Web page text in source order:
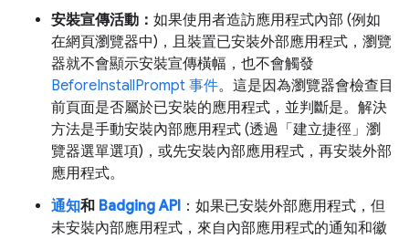
安裝宣傳活動： 如果使用者造訪應用程式內部 (例如
在網頁瀏覽器中)，且裝置已安裝外部應用程式，瀏覽
器就不會顯示安裝宣傳橫幅，也不會觸發
BeforeInstallPrompt 事件。這是因為瀏覽器會檢查目
前頁面是否屬於已安裝的應用程式，並判斷是。解決
方法是手動安裝內部應用程式 (透過「建立捷徑」瀏
覽器選單選項)，或先安裝內部應用程式，再安裝外部
應用程式。
通知和 Badging API ：如果已安裝外部應用程式，但
未安裝內部應用程式，來自內部應用程式的通知和徽